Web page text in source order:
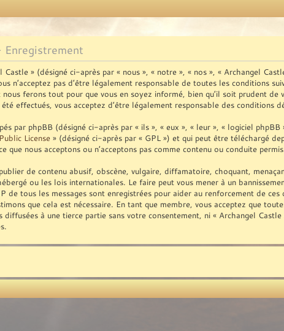
Enregistrement
Castle » (désigné ci-après par « nous », « notre », « nos », « Archangel
n’acceptez pas d’être légalement responsable de toutes les conditions
nous ferons tout pour que vous en soyez informé, bien qu’il soit prudent
effectués, vous acceptez d’être légalement responsable des conditions
par phpBB (désigné ci-après par « ils », « eux », « leur », « logiciel
License » (désigné ci-après par « GPL ») et qui peut être téléchargé
que nous acceptons ou n’acceptons pas comme contenu ou conduite
de contenu abusif, obscène, vulgaire, diffamatoire, choquant,
ou les lois internationales. Le faire peut vous mener à un
de tous les messages sont enregistrées pour aider au renforcement de
que cela est nécessaire. En tant que membre, vous acceptez que
diffusées à une tierce partie sans votre consentement, ni « Archangel